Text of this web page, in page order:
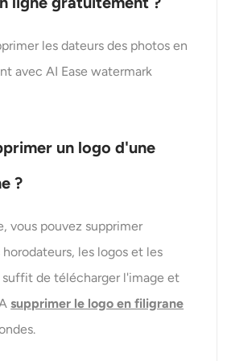
les dateurs des photos en
avec AI Ease watermark
un logo d'une
?
vous pouvez supprimer
les logos et les
suffit de télécharger l'image et
supprimer le logo en filigrane